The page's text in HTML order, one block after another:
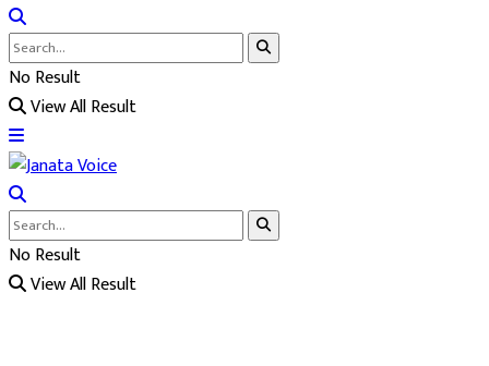
No Result
View All Result
No Result
View All Result